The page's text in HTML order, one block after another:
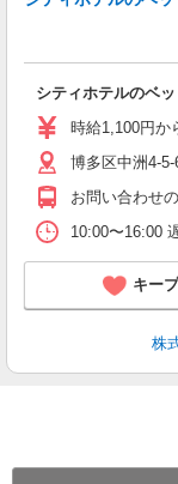
シティホテルのベ
時給1,100円
博多区中洲4-
お問い合わせ
10:00〜16:00
キー
株